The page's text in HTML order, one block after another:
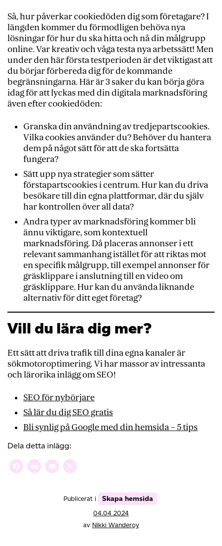
Så, hur påverkar cookiedöden dig som företagare? I
längden kommer du förmodligen behöva nya
lösningar för hur du ska hitta och nå din målgrupp
online. Var kreativ och våga testa nya arbetssätt! Men
under den här första testperioden är det viktigast att
du börjar förbereda dig för de kommande
begränsningarna. Här är 3 saker du kan börja göra
idag för att lyckas med din digitala marknadsföring
även efter cookiedöden:
Granska din användning av tredjepartscookies.
Vilka cookies använder du? Behöver du hantera
dem på något sätt för att de ska fortsätta
fungera?
Sätt upp nya strategier som sätter
förstapartscookies i centrum. Hur kan du driva
besökare till din egna plattformar, där du själv
har kontrollen över all data?
Andra typer av marknadsföring kommer bli
ännu viktigare, som kontextuell
marknadsföring. Då placeras annonser i ett
relevant sammanhang istället för att riktas mot
en specifik målgrupp, till exempel annonser för
gräsklippare i anslutning till en video om
gräsklippare. Hur kan du använda liknande
alternativ för ditt eget företag?
Vill du lära dig mer?
Ett sätt att driva trafik till dina egna kanaler är
sökmotoroptimering. Vi har massor av intressanta
och lärorika inlägg om SEO!
SEO för nybörjare
Så lär du dig SEO gratis
Bli synlig på Google med din hemsida – 5 tips
Dela detta inlägg:
Facebook
LinkedIn
Email
Publicerat i Skapa hemsida
04.04 2024
av Nikki Wanderoy